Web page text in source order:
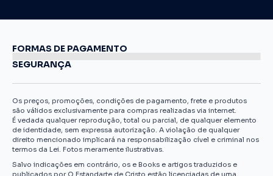
FORMAS DE PAGAMENTO
SEGURANÇA
Os preços, promoções, condições de pagamento, frete e produtos
são válidos exclusivamente para compras realizadas via internet.
É vedada qualquer reprodução, total ou parcial, de qualquer elemento
de identidade, sem expressa autorização. A violação de qualquer
direito mencionado implicará na responsabilização cível e criminal nos
termos da Lei. Fotos meramente ilustrativas.
Salvo indicações em contrário, os e Books e artigos traduzidos e
publicados por O Estandarte de Cristo estão licenciadas de uma